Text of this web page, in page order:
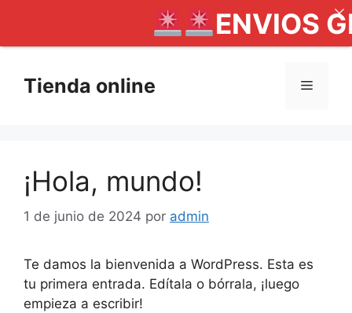
contenido
Tienda online Menú
¡Hola, mundo!
1 de junio de 2024 por admin
Te damos la bienvenida a WordPress. Esta es
tu primera entrada. Edítala o bórrala, ¡luego
empieza a escribir!
ENVIOS